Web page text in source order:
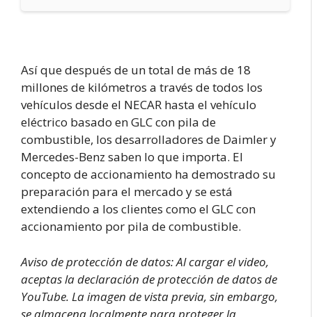
Así que después de un total de más de 18
millones de kilómetros a través de todos los
vehículos desde el NECAR hasta el vehículo
eléctrico basado en GLC con pila de
combustible, los desarrolladores de Daimler y
Mercedes-Benz saben lo que importa. El
concepto de accionamiento ha demostrado su
preparación para el mercado y se está
extendiendo a los clientes como el GLC con
accionamiento por pila de combustible.
Aviso de protección de datos: Al cargar el video,
aceptas la declaración de protección de datos de
YouTube. La imagen de vista previa, sin embargo,
se almacena localmente para proteger la